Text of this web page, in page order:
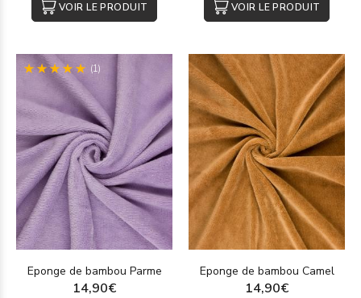
VOIR LE PRODUIT VOIR LE PRODUIT
(1)
Eponge de bambou Parme
14,90€
Eponge de bambou Camel
14,90€